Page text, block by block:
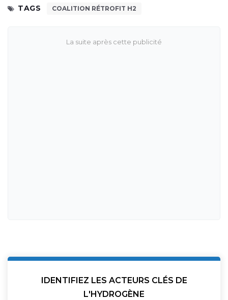
TAGS COALITION RÉTROFIT H2
IDENTIFIEZ LES ACTEURS CLÉS DE
L'HYDROGÈNE